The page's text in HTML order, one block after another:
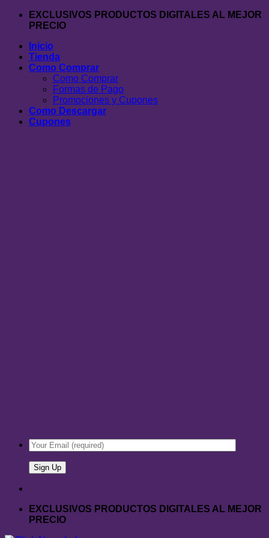
Saltar
EXCLUSIVOS PRODUCTOS DIGITALES AL MEJOR
PRECIO
Inicio
Tienda
Como Comprar
Como Comprar
Formas de Pago
Promociones y Cupones
Como Descargar
Cupones
EXCLUSIVOS PRODUCTOS DIGITALES AL MEJOR
PRECIO